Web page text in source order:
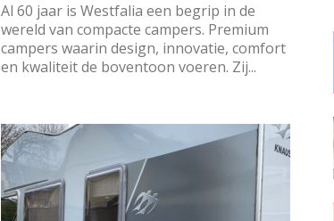
Al 60 jaar is Westfalia een begrip in de
wereld van compacte campers. Premium
campers waarin design, innovatie, comfort
en kwaliteit de boventoon voeren. Zij...